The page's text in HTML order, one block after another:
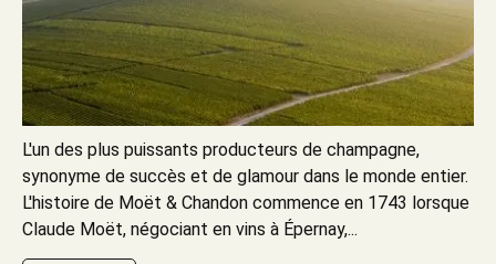
L'un des plus puissants producteurs de champagne,
synonyme de succès et de glamour dans le monde entier.
L'histoire de Moët & Chandon commence en 1743 lorsque
Claude Moët, négociant en vins à Épernay,...